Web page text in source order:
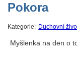
Pokora
Kategorie: Duchovní
Myšlenka na den o